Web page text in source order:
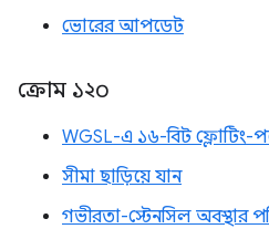
ভোরের আপডেট
ক্রোম ১২০
WGSL-এ ১৬-বিট ফ্লোটিং-
সীমা ছাড়িয়ে যান
গভীরতা-স্টেনসিল অবস্থার